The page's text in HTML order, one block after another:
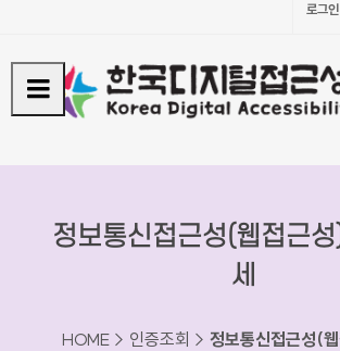
로그인
정보통신접근성(웹접근
세
HOME > 인증조회 > 정보통신접근성(